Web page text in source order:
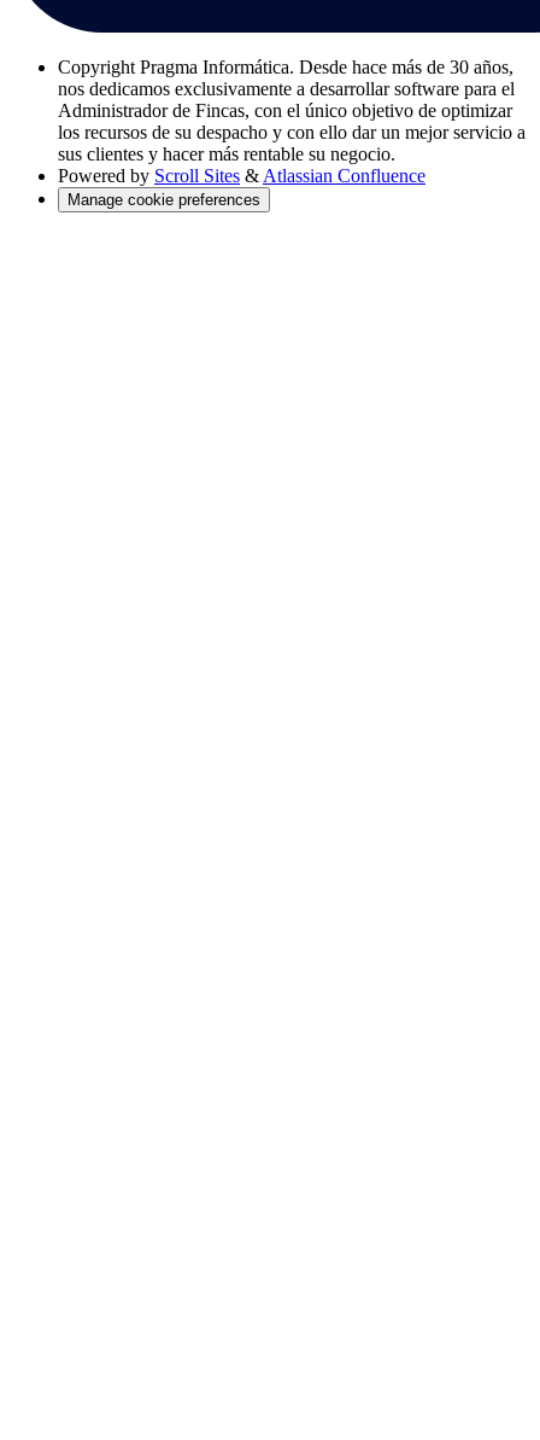
Copyright Pragma Informática. Desde hace más de 30 años,
nos dedicamos exclusivamente a desarrollar software para el
Administrador de Fincas, con el único objetivo de optimizar
los recursos de su despacho y con ello dar un mejor servicio a
sus clientes y hacer más rentable su negocio.
Powered by Scroll Sites & Atlassian Confluence
Manage cookie preferences